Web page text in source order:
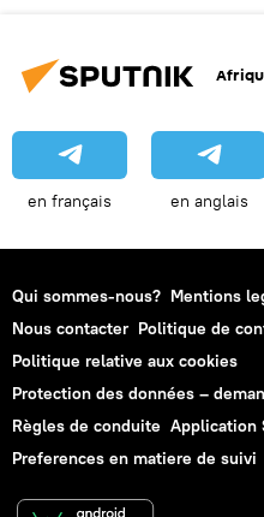
en français en anglais
Qui sommes-nous? Mentions
Nous contacter Politique de
Politique relative aux cookies
Protection des données –
Règles de conduite Application
Preferences en matiere de suivi